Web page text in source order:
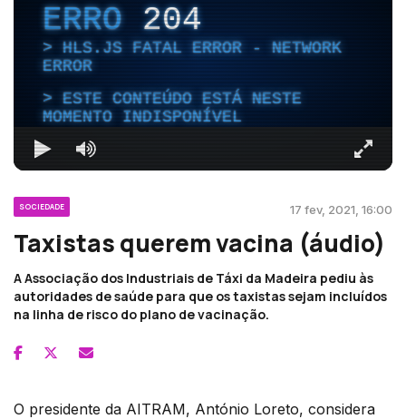
ERRO204
HLS.JS FATAL ERROR - NETWORK
ERROR
ESTE CONTEÚDO ESTÁ NESTE
MOMENTO INDISPONÍVEL
SOCIEDADE 17 fev, 2021, 16:00
Taxistas querem vacina (áudio)
A Associação dos Industriais de Táxi da Madeira pediu às
autoridades de saúde para que os taxistas sejam incluídos
na linha de risco do plano de vacinação.
O presidente da AITRAM, António Loreto, considera